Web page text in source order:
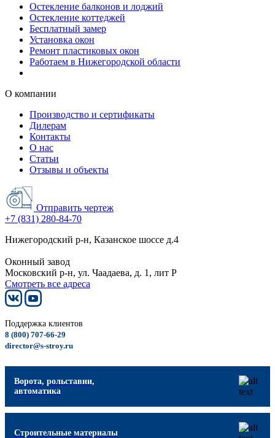
Остекление балконов и лоджий
Остекление коттеджей
Бесплатный замер
Установка окон
Ремонт пластиковых окон
Работаем в Нижегородской области
О компании
Производство и сертификаты
Дилерам
Контакты
О нас
Статьи
Отзывы и объекты
Отправить чертеж
+7 (831) 280-84-70
Нижегородский р-н, Казанское шоссе д.4
Оконный завод
Московский р-н, ул. Чаадаева, д. 1, лит Р
Смотреть все адреса
Поддержка клиентов
8 (800) 707-66-29
director@s-stroy.ru
Ворота, рольставни,
автоматика
Строительные материалы